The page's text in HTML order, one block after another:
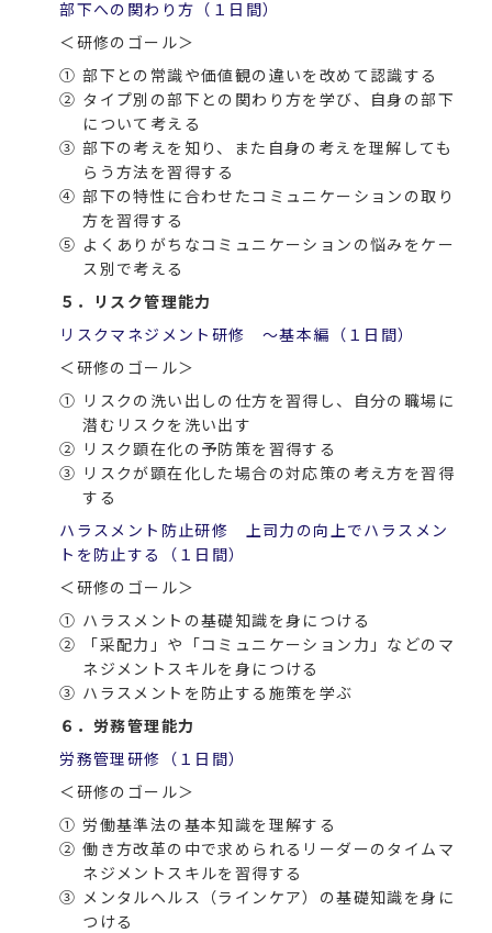
部下への関わり方（１日間）
＜研修のゴール＞
① 部下との常識や価値観の違いを改めて認識する
② タイプ別の部下との関わり方を学び、自身の部下
について考える
③ 部下の考えを知り、また自身の考えを理解しても
らう方法を習得する
④ 部下の特性に合わせたコミュニケーションの取り
方を習得する
⑤ よくありがちなコミュニケーションの悩みをケー
ス別で考える
５．リスク管理能力
リスクマネジメント研修 ～基本編（１日間）
＜研修のゴール＞
① リスクの洗い出しの仕方を習得し、自分の職場に
潜むリスクを洗い出す
② リスク顕在化の予防策を習得する
③ リスクが顕在化した場合の対応策の考え方を習得
する
ハラスメント防止研修 上司力の向上でハラスメン
トを防止する（１日間）
＜研修のゴール＞
① ハラスメントの基礎知識を身につける
②
「采配力」や「コミュニケーション力」などのマ
ネジメントスキルを身につける
③ ハラスメントを防止する施策を学ぶ
６．労務管理能力
労務管理研修（１日間）
＜研修のゴール＞
① 労働基準法の基本知識を理解する
② 働き方改革の中で求められるリーダーのタイムマ
ネジメントスキルを習得する
③ メンタルヘルス（ラインケア）の基礎知識を身に
つける